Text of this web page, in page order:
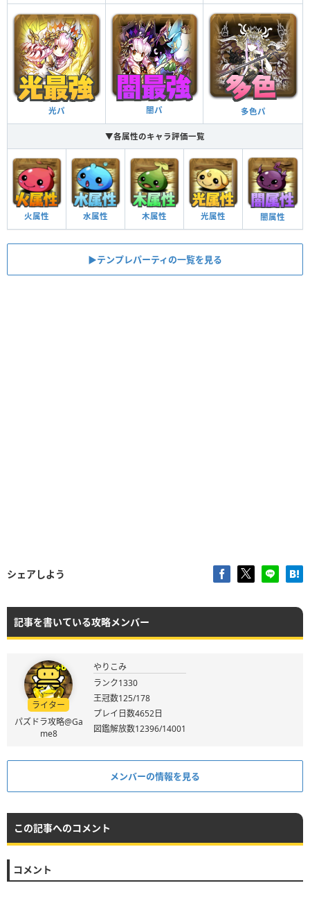
光パ 闇パ 多色パ
▼各属性のキャラ評価一覧
火属性 水属性 木属性 光属性 闇属性
▶︎テンプレパーティの一覧を見る
シェアしよう
記事を書いている攻略メンバー
ライター
パズドラ攻略@Ga
me8
やりこみ
ランク1330
王冠数125/178
プレイ日数4652日
図鑑解放数12396/14001
メンバーの情報を見る
この記事へのコメント
コメント